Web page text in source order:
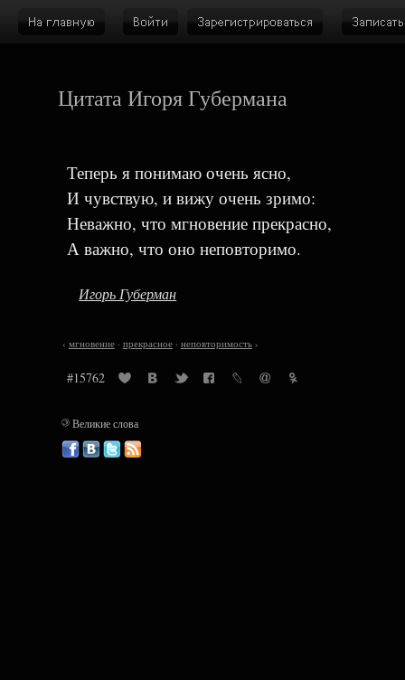
Цитата Игоря Губермана
Теперь я понимаю очень ясно,
И чувствую, и вижу очень зримо:
Неважно, что мгновение прекрасно,
А важно, что оно неповторимо.
Игорь Губерман
‹ мгновение· прекрасное· неповторимость›
#15762
©Великие слова